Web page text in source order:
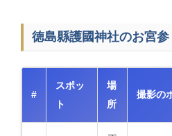
徳島縣護國神社のお宮
#
スポッ
ト
場
所
撮影の